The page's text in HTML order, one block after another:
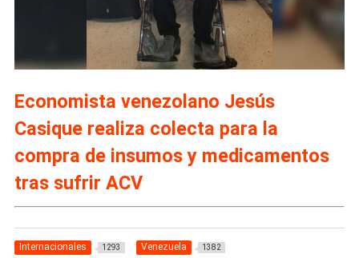
Economista venezolano Jesús
Casique realiza colecta para la
compra de insumos y medicamentos
tras sufrir ACV
Internacionales 1293 Venezuela 1382